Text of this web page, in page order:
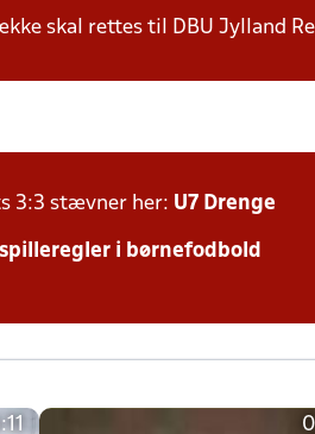
skal rettes til DBU Jylland
3:3 stævner her: U7 Drenge
i børnefodbold